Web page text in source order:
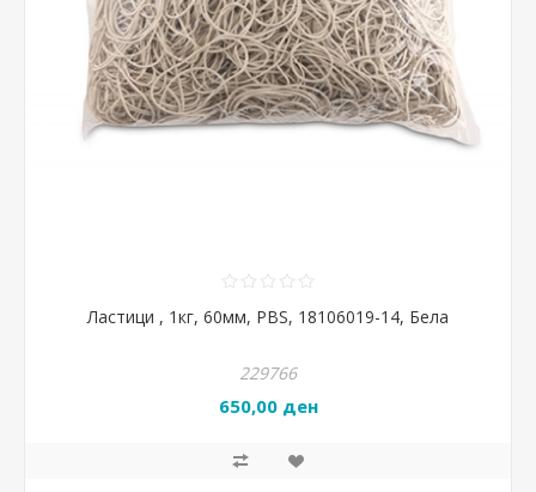
Ластици , 1кг, 60мм, PBS, 18106019-14, Бела
229766
650,00 ден